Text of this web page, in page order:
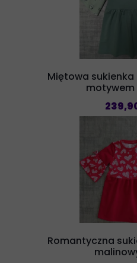
Miętowa sukienka
motywem
Romantyczna